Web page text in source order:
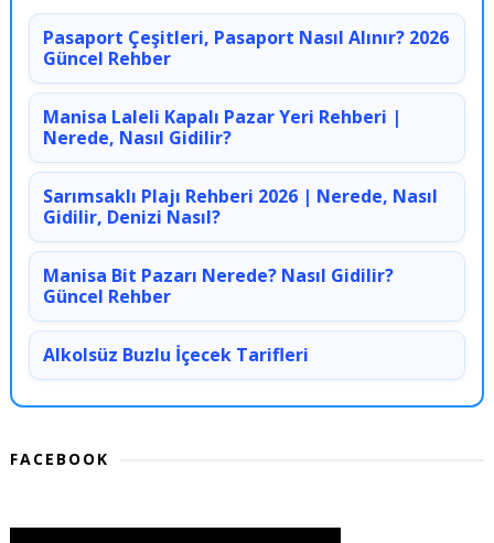
Pasaport Çeşitleri, Pasaport Nasıl Alınır? 2026
Güncel Rehber
Manisa Laleli Kapalı Pazar Yeri Rehberi |
Nerede, Nasıl Gidilir?
Sarımsaklı Plajı Rehberi 2026 | Nerede, Nasıl
Gidilir, Denizi Nasıl?
Manisa Bit Pazarı Nerede? Nasıl Gidilir?
Güncel Rehber
Alkolsüz Buzlu İçecek Tarifleri
FACEBOOK